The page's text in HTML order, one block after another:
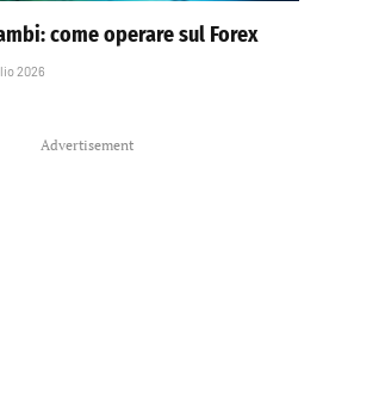
come operare sul Forex
2026
Advertisement